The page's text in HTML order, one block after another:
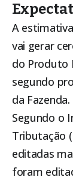
A
vai gerar
do Produto
segundo
da Fazenda.
Segundo o
Tributação
editadas
foram